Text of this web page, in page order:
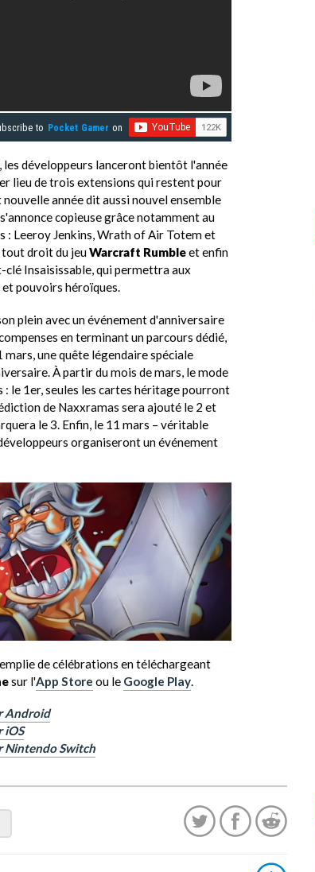
to Pocket Gamer on
, les développeurs lanceront bientôt l'année
lieu de trois extensions qui restent pour
année dit aussi nouvel ensemble
copieuse grâce notamment au
: Leeroy Jenkins, Wrath of Air Totem et
tout droit du jeuWarcraft Rumbleet enfin
Insaisissable, qui permettra aux
pouvoirs héroïques.
plein avec un événement d'anniversaire
en terminant un parcours dédié,
une quête légendaire spéciale
À partir du mois de mars, le mode
le 1er, seules les cartes héritage pourront
de Naxxramas sera ajouté le 2 et
le 3. Enfin, le 11 mars – véritable
organiseront un événement
de célébrations en téléchargeant
sur l'App Store ou le Google Play.
Android
iOS
Nintendo Switch